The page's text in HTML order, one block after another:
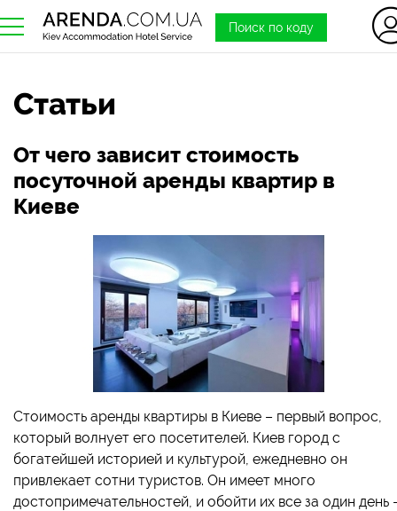
Поиск по коду
Статьи
От чего зависит стоимость
посуточной аренды квартир в
Киеве
Стоимость аренды квартиры в Киеве – первый вопрос,
который волнует его посетителей. Киев город с
богатейшей историей и культурой, ежедневно он
привлекает сотни туристов. Он имеет много
достопримечательностей, и обойти их все за один день